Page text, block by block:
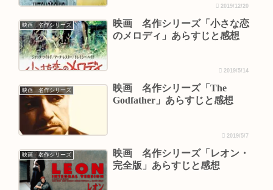
2019/12/20
映画 名作シリーズ
映画 名作シリーズ「小さな恋
のメロディ」あらすじと感想
2019/5/14
映画 名作シリーズ
映画 名作シリーズ「The
Godfather」あらすじと感想
2019/5/7
映画 名作シリーズ
映画 名作シリーズ「レオン・
完全版」あらすじと感想